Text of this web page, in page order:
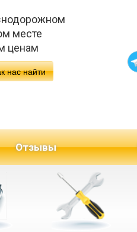
месте
ценам
нас найти
Отзывы